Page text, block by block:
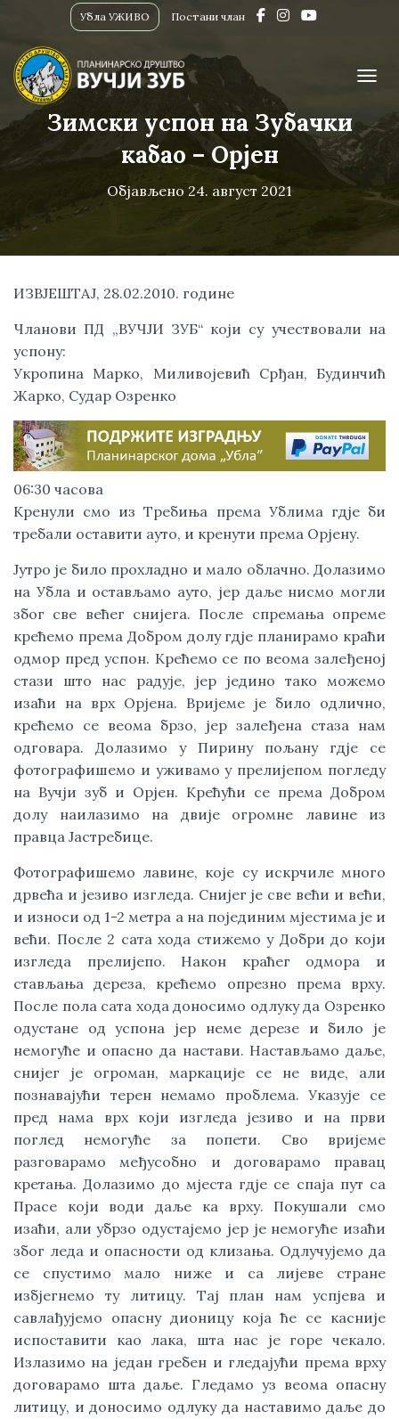
Убла УЖИВО Постани члан
Зимски успон на Зубачки
кабао – Орјен
Објављено 24. август 2021
ИЗВЈЕШТАЈ, 28.02.2010. године
Чланови ПД „ВУЧЈИ ЗУБ“ који су учествовали на
успону:
Укропина Марко, Миливојевић Срђан, Будинчић
Жарко, Судар Озренко
06:30 часова
Кренули смо из Требиња према Ублима гдје би
требали оставити ауто, и кренути према Орјену.
Јутро је било прохладно и мало облачно. Долазимо
на Убла и остављамо ауто, јер даље нисмо могли
због све већег снијега. После спремања опреме
крећемо према Добром долу гдје планирамо краћи
одмор пред успон. Крећемо се по веома залеђеној
стази што нас радује, јер једино тако можемо
изаћи на врх Орјена. Вријеме је било одлично,
крећемо се веома брзо, јер залеђена стаза нам
одговара. Долазимо у Пирину пољану гдје се
фотографишемо и уживамо у прелијепом погледу
на Вучји зуб и Орјен. Крећући се према Добром
долу наилазимо на двије огромне лавине из
правца Јастребице.
Фотографишемо лавине, које су искрчиле много
дрвећа и језиво изгледа. Снијег је све већи и већи,
и износи од 1-2 метра а на појединим мјестима је и
већи. После 2 сата хода стижемо у Добри до који
изгледа прелијепо. Након краћег одмора и
стављања дереза, крећемо опрезно према врху.
После пола сата хода доносимо одлуку да Озренко
одустане од успона јер неме дерезе и било је
немогуће и опасно да настави. Настављамо даље,
снијег је огроман, маркације се не виде, али
познавајући терен немамо проблема. Указује се
пред нама врх који изгледа језиво и на први
поглед немогуће за попети. Сво вријеме
разговарамо међусобно и договарамо правац
кретања. Долазимо до мјеста гдје се спаја пут са
Прасе који води даље ка врху. Покушали смо
изаћи, али убрзо одустајемо јер је немогуће изаћи
због леда и опасности од клизања. Одлучујемо да
се спустимо мало ниже и са лијеве стране
избјегнемо ту литицу. Тај план нам успјева и
савлађујемо опасну дионицу која ће се касније
испоставити као лака, шта нас је горе чекало.
Излазимо на један гребен и гледајући према врху
договарамо шта даље. Гледамо уз веома опасну
литицу, и доносимо одлуку да наставимо даље до